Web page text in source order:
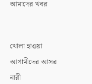
আমাদের খবর
খোলা হাওয়া
আগামীদের আসর
নারী